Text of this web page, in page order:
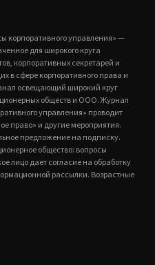
корпоративного управления» —
для широкого круга
корпоративных секретарей и
в сфере корпоративного права и
освещающий широкий круг
обществ и ООО. Журнал
управления» проводит
право» и другие мероприятия.
предложение на подписку.
общество: вопросы
лицо дает согласие на обработку
рассылки. Возрастные